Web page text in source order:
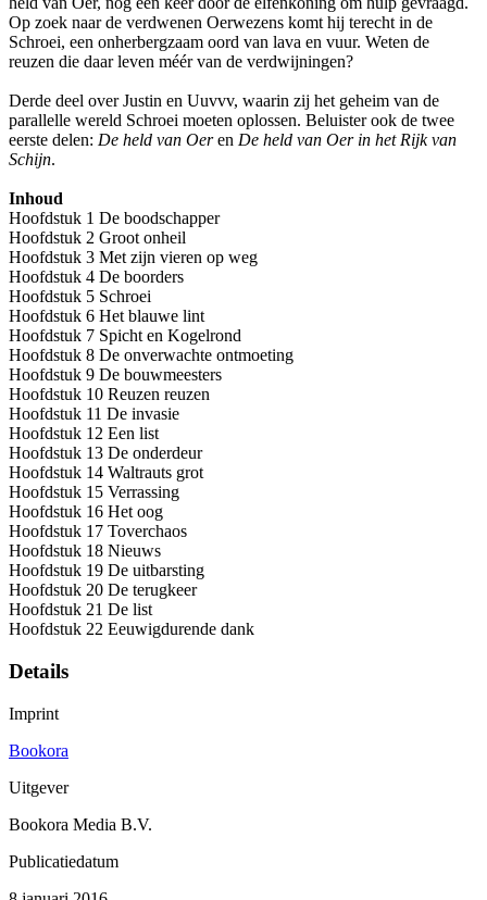
Op zoek naar de verdwenen Oerwezens komt hij terecht in de
Schroei, een onherbergzaam oord van lava en vuur. Weten de
reuzen die daar leven méér van de verdwijningen?
Derde deel over Justin en Uuvvv, waarin zij het geheim van de
parallelle wereld Schroei moeten oplossen. Beluister ook de twee
eerste delen: De held van Oeren De held van Oer in het Rijk van
Schijn.
Inhoud
Hoofdstuk 1 De boodschapper
Hoofdstuk 2 Groot onheil
Hoofdstuk 3 Met zijn vieren op weg
Hoofdstuk 4 De boorders
Hoofdstuk 5 Schroei
Hoofdstuk 6 Het blauwe lint
Hoofdstuk 7 Spicht en Kogelrond
Hoofdstuk 8 De onverwachte ontmoeting
Hoofdstuk 9 De bouwmeesters
Hoofdstuk 10 Reuzen reuzen
Hoofdstuk 11 De invasie
Hoofdstuk 12 Een list
Hoofdstuk 13 De onderdeur
Hoofdstuk 14 Waltrauts grot
Hoofdstuk 15 Verrassing
Hoofdstuk 16 Het oog
Hoofdstuk 17 Toverchaos
Hoofdstuk 18 Nieuws
Hoofdstuk 19 De uitbarsting
Hoofdstuk 20 De terugkeer
Hoofdstuk 21 De list
Hoofdstuk 22 Eeuwigdurende dank
Details
Imprint
Bookora
Uitgever
Bookora Media B.V.
Publicatiedatum